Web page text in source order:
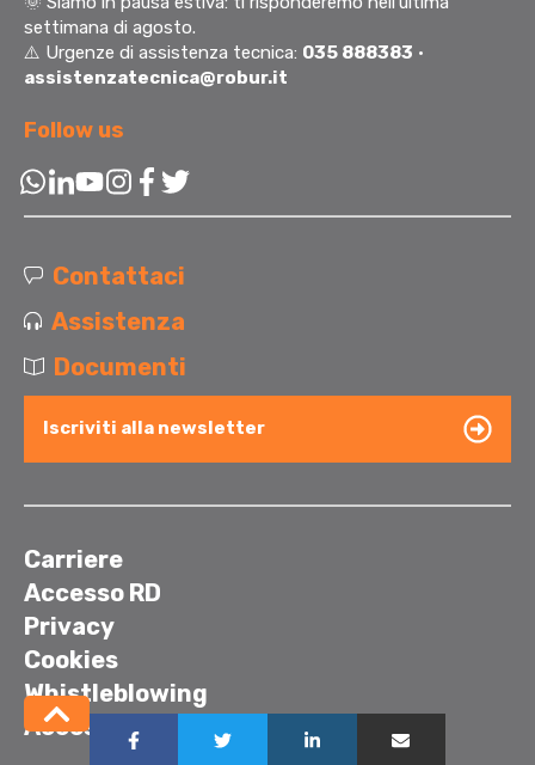
settimana di agosto.
⚠️ Urgenze di assistenza tecnica: 035 888383 ·
assistenzatecnica@robur.it
Follow us
Contattaci
Assistenza
Documenti
Iscriviti alla newsletter
Carriere
Accesso RD
Privacy
Cookies
Whistleblowing
Accessibilità